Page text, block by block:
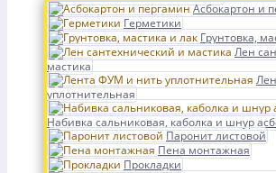
Асбокартон и
Герметики
Грунтовка,
Лен
мастика
уплотнительная
Набивка сальниковая, каболка и шнур
Паронит листовой
Пена монтажная
Прокладки